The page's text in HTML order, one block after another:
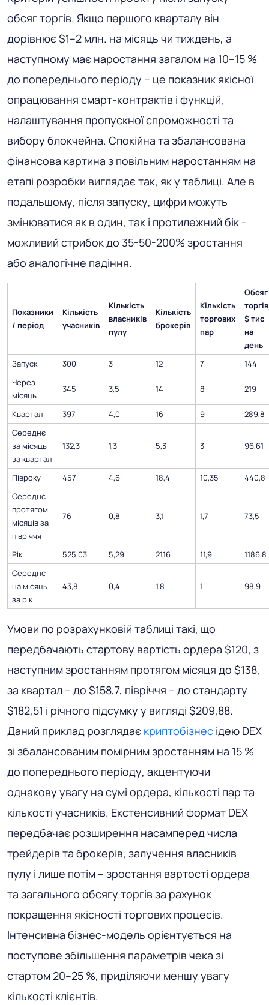
обсяг торгів. Якщо першого кварталу він
дорівнює $1–2 млн. на місяць чи тиждень, а
наступному має наростання загалом на 10–15 %
до попереднього періоду – це показник якісної
опрацювання смарт-контрактів і функцій,
налаштування пропускної спроможності та
вибору блокчейна. Спокійна та збалансована
фінансова картина з повільним наростанням на
етапі розробки виглядає так, як у таблиці. Але в
подальшому, після запуску, цифри можуть
змінюватися як в один, так і протилежний бік -
можливий стрибок до 35-50-200% зростання
або аналогічне падіння.
Показники
/ період
Кількість
учасників
Кількість
власників
пулу
Кількість
брокерів
Кількість
торгових
пар
Обсяг
$ тис
на
день
Запуск
300 3 12 7
144
Через
місяць
345 3,5 14 8 219
Квартал 397 4,0 16 9
289,8
Середнє
за місяць
за квартал
132,3 1,3 5,3 3 96,61
Півроку 457 4,6 18,4 10,35
440,8
Середнє
протягом
місяців за
півріччя
76 0,8 3,1 1,7 73,5
Рік 525,03 5,29 21,16 11,9
1186,8
Середнє
на місяць
за рік
43,8 0,4 1,8 1 98,9
Умови по розрахунковій таблиці такі, що
передбачають стартову вартість ордера $120, з
наступним зростанням протягом місяця до $138,
за квартал – до $158,7, півріччя – до стандарту
$182,51 і річного підсумку у вигляді $209,88.
Даний приклад розглядає криптобізнес ідею DEX
зі збалансованим помірним зростанням на 15 %
до попереднього періоду, акцентуючи
однакову увагу на сумі ордера, кількості пар та
кількості учасників. Екстенсивний формат DEX
передбачає розширення насамперед числа
трейдерів та брокерів, залучення власників
пулу і лише потім – зростання вартості ордера
та загального обсягу торгів за рахунок
покращення якісності торгових процесів.
Інтенсивна бізнес-модель орієнтується на
поступове збільшення параметрів чека зі
стартом 20–25 %, приділяючи меншу увагу
кількості клієнтів.